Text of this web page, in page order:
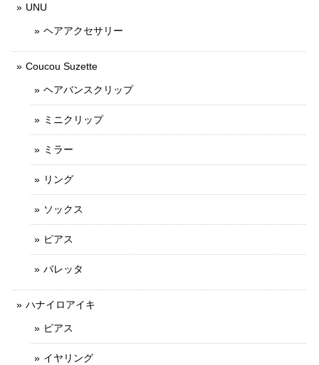
UNU
ヘアアクセサリー
Coucou Suzette
ヘアバンスクリップ
ミニクリップ
ミラー
リング
ソックス
ピアス
バレッタ
ハナイロアイキ
ピアス
イヤリング